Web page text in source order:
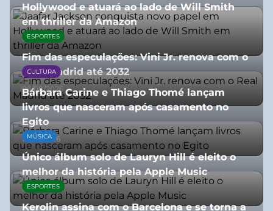
Hollywood e atuará ao lado de Will Smith
em thriller da Amazon
06/08/2026
ESPORTES
Fim das especulações: Vini Jr. renova com o
Real Madrid até 2032
06/08/2026
CULTURA
Bárbara Carine e Thiago Thomé lançam
livros que nasceram após casamento no
Egito
10/07/2026
MÚSICA
Único álbum solo de Lauryn Hill é eleito o
melhor da história pela Apple Music
06/08/2026
ESPORTES
Kerolin assina com o Barcelona e se torna a